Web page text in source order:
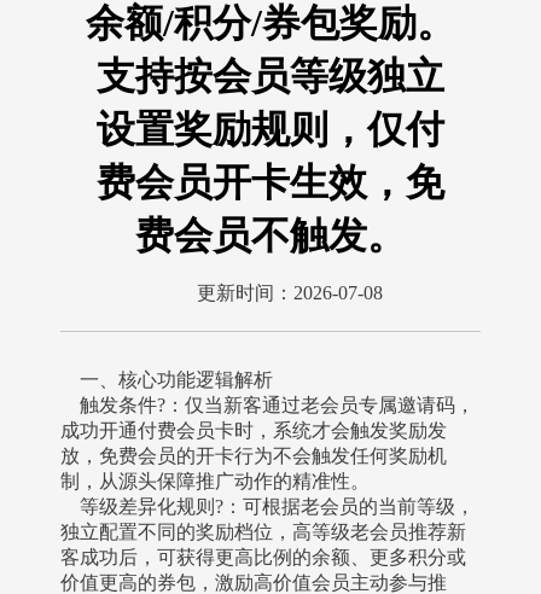
余额/积分/券包奖励。
支持按会员等级独立
设置奖励规则，仅付
费会员开卡生效，免
费会员不触发。
更新时间：2026-07-08
一、核心功能逻辑解析
触发条件?：仅当新客通过老会员专属邀请码，
成功开通付费会员卡时，系统才会触发奖励发
放，免费会员的开卡行为不会触发任何奖励机
制，从源头保障推广动作的精准性。
等级差异化规则?：可根据老会员的当前等级，
独立配置不同的奖励档位，高等级老会员推荐新
客成功后，可获得更高比例的余额、更多积分或
价值更高的券包，激励高价值会员主动参与推